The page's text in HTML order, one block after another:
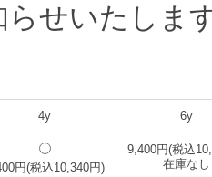
らせいたしま
4y 6y
円(税込10,340円)
9,400円(税込
在庫なし